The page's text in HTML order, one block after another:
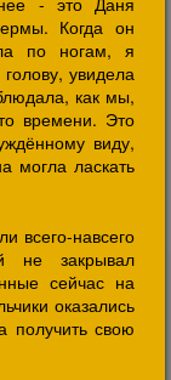
Когда он
по ногам, я
увидела
как мы,
времени. Это
виду,
могла ласкать
всего-навсего
не закрывал
сейчас на
оказались
получить свою